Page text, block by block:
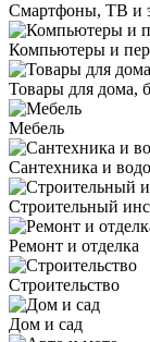
Смартфоны, ТВ и
Компьютеры и
Товары для дома,
Мебель
Сантехника и
Строительный
Ремонт и отделка
Строительство
Дом и сад